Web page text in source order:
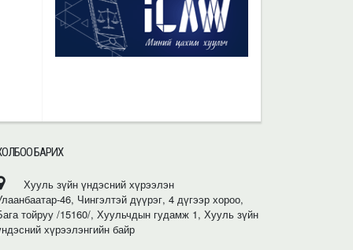
БАРИХ
Хууль зүйн үндэсний хүрээлэн
46, Чингэлтэй дүүрэг, 4 дүгээр хороо,
тойруу /15160/, Хуульчдын гудамж 1, Хууль зүйн
хүрээлэнгийн байр